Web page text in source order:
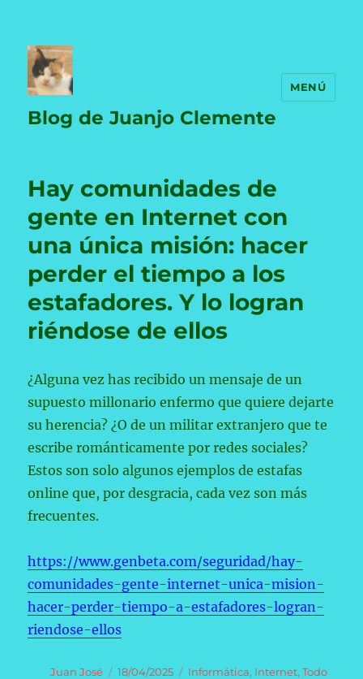
Blog de Juanjo Clemente
MENÚ
Hay comunidades de
gente en Internet con
una única misión: hacer
perder el tiempo a los
estafadores. Y lo logran
riéndose de ellos
¿Alguna vez has recibido un mensaje de un
supuesto millonario enfermo que quiere dejarte
su herencia? ¿O de un militar extranjero que te
escribe románticamente por redes sociales?
Estos son solo algunos ejemplos de estafas
online que, por desgracia, cada vez son más
frecuentes.
https://www.genbeta.com/seguridad/hay-
comunidades-gente-internet-unica-mision-
hacer-perder-tiempo-a-estafadores-logran-
riendose-ellos
Autor
Juan José
Publicado
18/04/2025 Categorías
Informática, Internet,Todo